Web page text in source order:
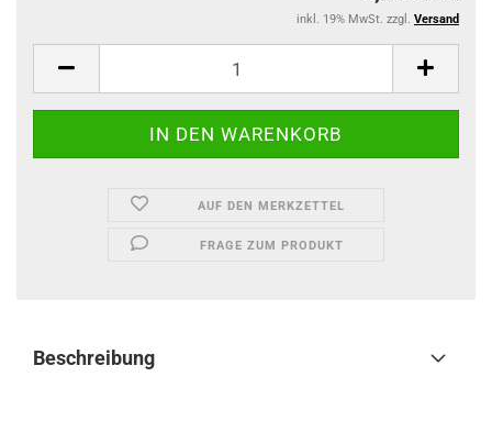
inkl. 19% MwSt. zzgl. Versand
AUF DEN MERKZETTEL
FRAGE ZUM PRODUKT
Beschreibung